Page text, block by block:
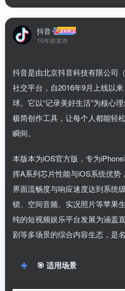
抖音
10年前发布
抖音是由北京抖音科技有限公司
社交平台，自2016年9月上线以
球。它以“记录美好生活”为核心
极简创作工具，让每个人都能轻
瞬间。
本版本为iOS官方版，专为
挥A系列芯片性能与iOS系统优势
界面流畅度与响应速度达到系统
锁、空间音频、实况照片等苹果
纯的短视频娱乐平台发展为涵盖
剧等多场景的综合内容生态，是
🎯 适用场景